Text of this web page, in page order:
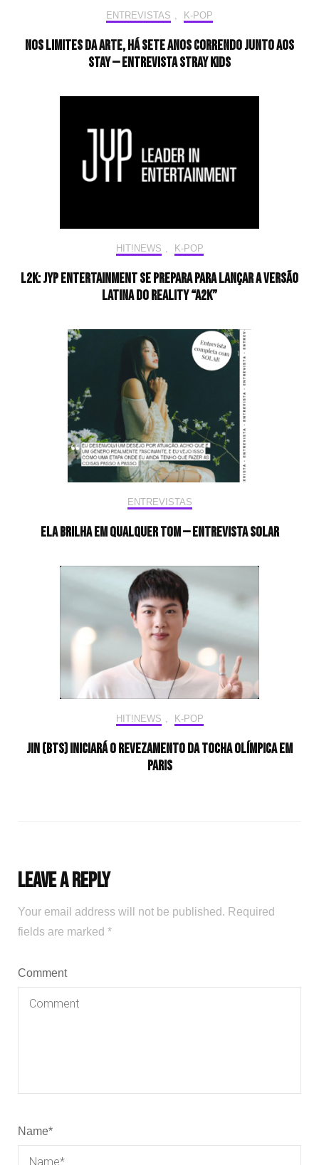
ENTREVISTAS K-POP
Nos limites da arte, há sete anos correndo junto aos
STAY — Entrevista Stray Kids
HIT!NEWS , K-POP
L2K: JYP Entertainment se prepara para lançar a versão
latina do reality “A2K”
ENTREVISTAS
Ela brilha em qualquer tom — Entrevista Solar
HIT!NEWS , K-POP
Jin (BTS) iniciará o revezamento da tocha olímpica em
Paris
Leave a Reply
Your email address will not be published. Required
fields are marked *
Comment
Name*